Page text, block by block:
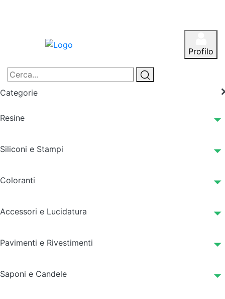
Profilo
Categorie
Resine
Siliconi e Stampi
Coloranti
Accessori e Lucidatura
Pavimenti e Rivestimenti
Saponi e Candele